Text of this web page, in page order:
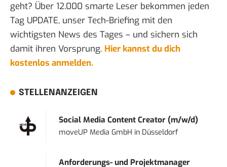
geht? Über 12.000 smarte Leser bekommen jeden
Tag UPDATE, unser Tech-Briefing mit den
wichtigsten News des Tages – und sichern sich
damit ihren Vorsprung. Hier kannst du dich
kostenlos anmelden.
STELLENANZEIGEN
Social Media Content Creator (m/w/d)
moveUP Media GmbH in Düsseldorf
Anforderungs- und Projektmanager